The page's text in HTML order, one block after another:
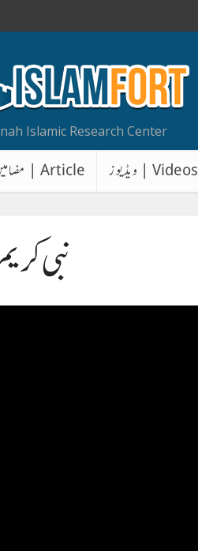
Islamic Research Center
Videos | ویڈیوز Article | مضامین
نبی